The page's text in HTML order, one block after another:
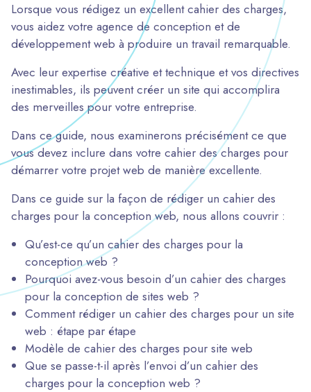
Lorsque vous rédigez un excellent cahier des charges,
vous aidez votre agence de conception et de
développement web à produire un travail remarquable.
Avec leur expertise créative et technique et vos directives
inestimables, ils peuvent créer un site qui accomplira
des merveilles pour votre entreprise.
Dans ce guide, nous examinerons précisément ce que
vous devez inclure dans votre cahier des charges pour
démarrer votre projet web de manière excellente.
Dans ce guide sur la façon de rédiger un cahier des
charges pour la conception web, nous allons couvrir :
Qu’est-ce qu’un cahier des charges pour la
conception web ?
Pourquoi avez-vous besoin d’un cahier des charges
pour la conception de sites web ?
Comment rédiger un cahier des charges pour un site
web : étape par étape
Modèle de cahier des charges pour site web
Que se passe-t-il après l’envoi d’un cahier des
charges pour la conception web ?